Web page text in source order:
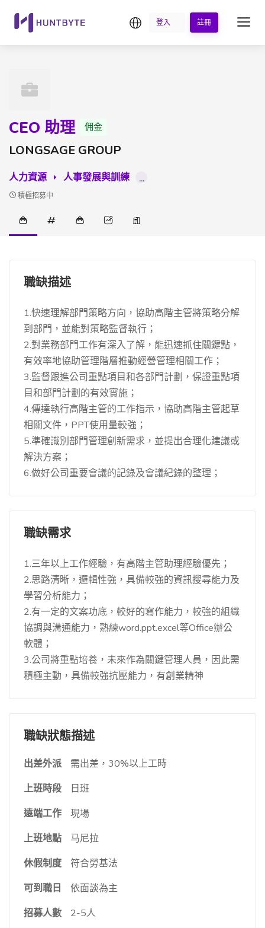
繁中登入 註冊
CEO 助理 佣金
LONGSAGE GROUP
人力資源 人事發展與訓練 ...
積極招募中
職缺描述
1.快速理解部門策略方向，協助高階主管將策略分解
到部門，並能對策略監督執行；
2.對業務部門工作有深入了解，能迅速抓住關鍵點，
有效率地協助管理階層推動經營管理相關工作；
3.監督跟進公司重點項目和各部門計劃，保證重點項
目和部門計劃的有效實施；
4.傳達執行高階主管的工作指示，協助高階主管起草
相關文件，PPT使用量較強；
5.準確識別部門管理創新需求，並提出合理化建議或
解決方​​案；
6.做好公司重要會議的記錄及會議紀錄的整理；
職缺需求
1.三年以上工作經驗，有高階主管助理經驗優先；
2.思路清晰，邏輯性強，具備較強的資訊搜尋能力及
學習分析能力；
2.有一定的文案功底，較好的寫作能力，較強的組織
協調與溝通能力，熟練word.ppt.excel等Office辦公
軟體；
3.公司將重點培養，未來作為關鍵管理人員，因此需
積極主動，具備較強抗壓能力，有創業精神
職缺狀態描述
出差外派
需出差，30%以上工時
上班時段
日班
遠端工作
現場
上班地點
马尼拉
休假制度
符合勞基法
可到職日
依面談為主
招募人數
2-5人